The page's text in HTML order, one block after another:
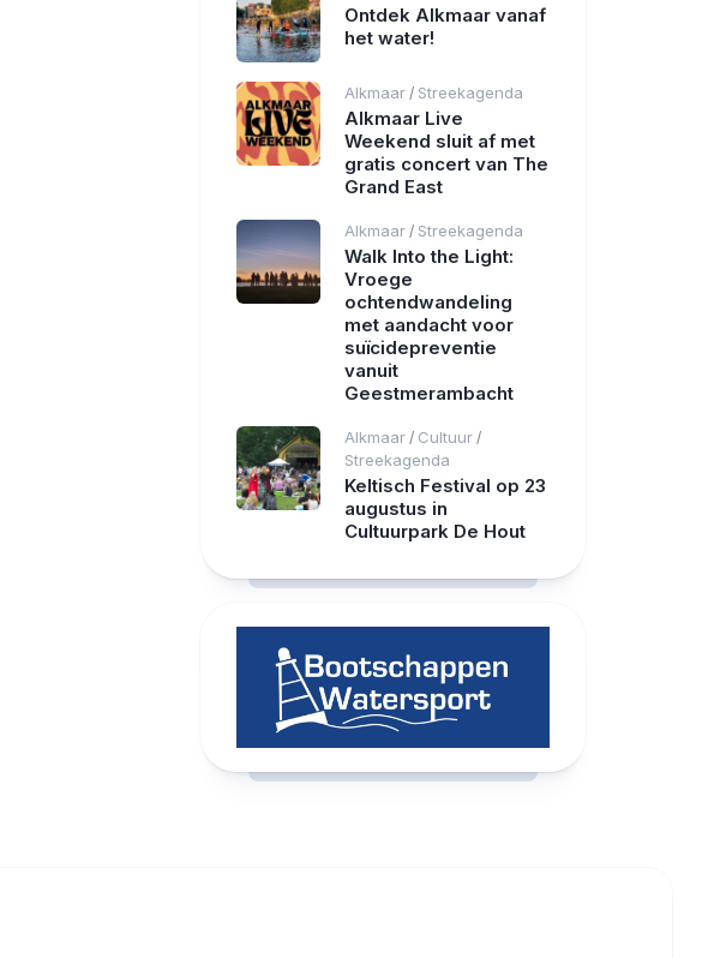
Ontdek Alkmaar vanaf
het water!
Alkmaar / Streekagenda
Alkmaar Live
Weekend sluit af met
gratis concert van The
Grand East
Alkmaar / Streekagenda
Walk Into the Light:
Vroege
ochtendwandeling
met aandacht voor
suïcidepreventie
vanuit
Geestmerambacht
Alkmaar / Cultuur /
Streekagenda
Keltisch Festival op 23
augustus in
Cultuurpark De Hout